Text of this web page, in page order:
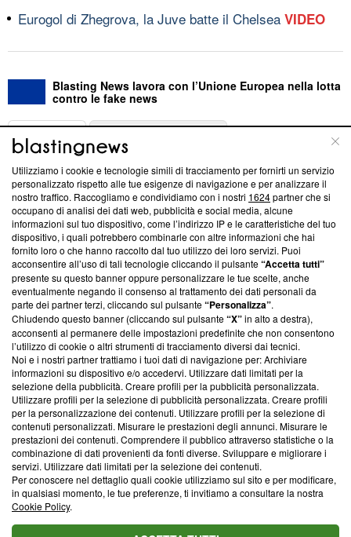
Eurogol di Zhegrova, la Juve batte il Chelsea VIDEO
Blasting News lavora con l’Unione Europea nella lotta
contro le fake news
ABOUT
Questa sezione offre informazioni trasparenti su Blasting
News, sui nostri processi editoriali e su come ci impegniamo a
creare news di qualità. Inoltre, afferma la nostra aderenza a
‘Trust Project - News with Integrity’Blasting News non è
ancora membro del programma, ma ha richiesto di farne
parte; Trust Project non ha ancora effettuato una verifica di
conformità agli standard.
Su di noi
Team editoriale
Corporate
Redazione
Informativa Privacy
Cookie Policy
Blasting SA, IDI CHE-247.845.224, Via Carlo Frasca, 3 - 6900
Lugano (Svizzera) Tel:+39 0690258937
© 2026 Blasting News
Utilizziamo i cookie e tecnologie simili di tracciamento per fornirti un servizio
personalizzato rispetto alle tue esigenze di navigazione e per analizzare il
nostro traffico. Raccogliamo e condividiamo con i nostri 1624partner che si
occupano di analisi dei dati web, pubblicità e social media, alcune
informazioni sul tuo dispositivo, come l’indirizzo IP e le caratteristiche del tuo
dispositivo, i quali potrebbero combinarle con altre informazioni che hai
fornito loro o che hanno raccolto dal tuo utilizzo dei loro servizi. Puoi
acconsentire all’uso di tali tecnologie cliccando il pulsante“Accetta tutti”
presente su questo banner oppure personalizzare le tue scelte, anche
eventualmente negando il consenso al trattamento dei dati personali da
parte dei partner terzi, cliccando sul pulsante“Personalizza”.
Chiudendo questo banner (cliccando sul pulsante“X”in alto a destra),
acconsenti al permanere delle impostazioni predefinite che non consentono
l’utilizzo di cookie o altri strumenti di tracciamento diversi dai tecnici.
Noi e i nostri partner trattiamo i tuoi dati di navigazione per: Archiviare
informazioni su dispositivo e/o accedervi. Utilizzare dati limitati per la
selezione della pubblicità. Creare profili per la pubblicità personalizzata.
Utilizzare profili per la selezione di pubblicità personalizzata. Creare profili
per la personalizzazione dei contenuti. Utilizzare profili per la selezione di
contenuti personalizzati. Misurare le prestazioni degli annunci. Misurare le
prestazioni dei contenuti. Comprendere il pubblico attraverso statistiche o la
combinazione di dati provenienti da fonti diverse. Sviluppare e migliorare i
servizi. Utilizzare dati limitati per la selezione dei contenuti.
Per conoscere nel dettaglio quali cookie utilizziamo sul sito e per modificare,
in qualsiasi momento, le tue preferenze, ti invitiamo a consultare la nostra
Cookie Policy.